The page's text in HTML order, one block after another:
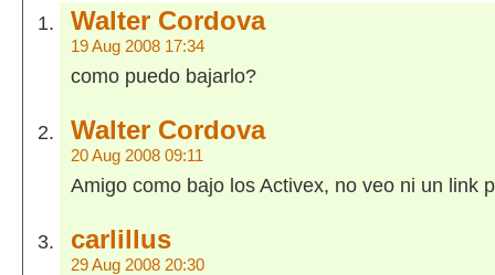
Walter Cordova
19 Aug 2008 17:34
como puedo bajarlo?
Walter Cordova
20 Aug 2008 09:11
Amigo como bajo los Activex, no veo ni un link
carlillus
29 Aug 2008 20:30